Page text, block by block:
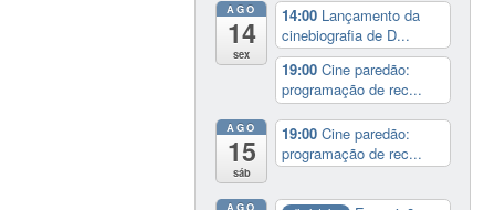
AGO
14
sex
14:00 Lançamento da
cinebiografia de D...
19:00Cine paredão:
programação de rec...
AGO
15
sáb
19:00Cine paredão:
programação de rec...
AGO